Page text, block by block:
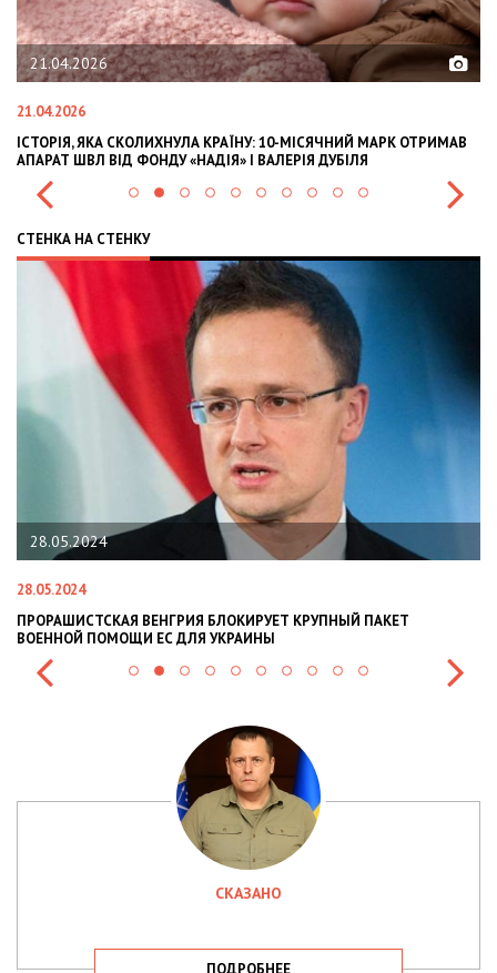
21.04.2026
21.04.2026
ІСТОРІЯ, ЯКА СКОЛИХНУЛА КРАЇНУ: 10-МІСЯЧНИЙ МАРК ОТРИМАВ
АПАРАТ ШВЛ ВІД ФОНДУ «НАДІЯ» І ВАЛЕРІЯ ДУБІЛЯ
СТЕНКА НА СТЕНКУ
28.05.2024
28.05.2024
ПРОРАШИСТСКАЯ ВЕНГРИЯ БЛОКИРУЕТ КРУПНЫЙ ПАКЕТ
ВОЕННОЙ ПОМОЩИ ЕС ДЛЯ УКРАИНЫ
СКАЗАНО
ПОДРОБНЕЕ